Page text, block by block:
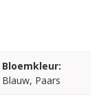
Bloemkleur:
Blauw, Paars